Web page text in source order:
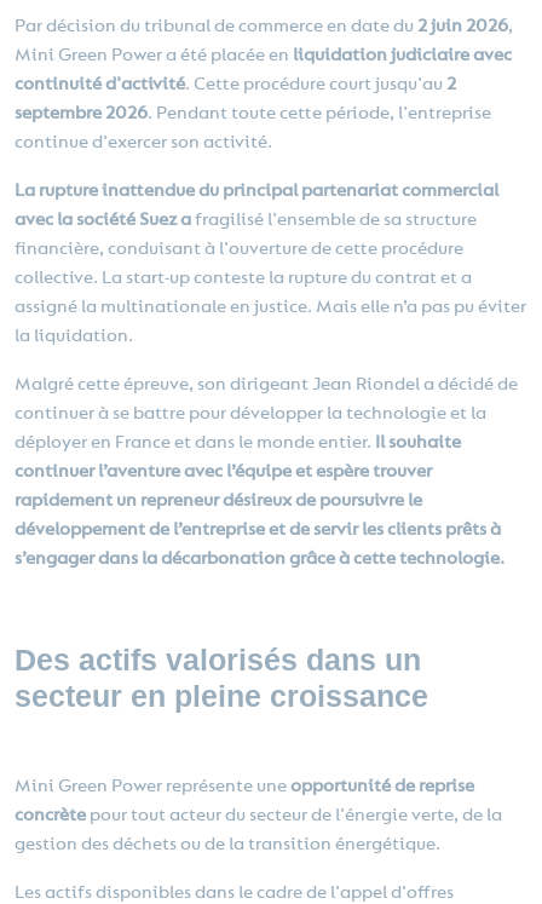
Par décision du tribunal de commerce en date du 2 juin 2026,
Mini Green Power a été placée en liquidation judiciaire avec
continuité d'activité. Cette procédure court jusqu'au 2
septembre 2026. Pendant toute cette période, l'entreprise
continue d'exercer son activité.
La rupture inattendue du principal partenariat commercial
avec la société Suez afragilisé l'ensemble de sa structure
financière, conduisant à l'ouverture de cette procédure
collective. La start-up conteste la rupture du contrat et a
assigné la multinationale en justice. Mais elle n’a pas pu éviter
la liquidation.
Malgré cette épreuve, son dirigeant Jean Riondel a décidé de
continuer à se battre pour développer la technologie et la
déployer en France et dans le monde entier. Il souhaite
continuer l’aventure avec l’équipe et espère trouver
rapidement un repreneur désireux de poursuivre le
développement de l’entreprise et de servir les clients prêts à
s’engager dans la décarbonation grâce à cette technologie.
Des actifs valorisés dans un
secteur en pleine croissance
Mini Green Power représente uneopportunité de reprise
concrète pour tout acteur du secteur de l'énergie verte, de la
gestion des déchets ou de la transition énergétique.
Les actifs disponibles dans le cadre de l'appel d'offres